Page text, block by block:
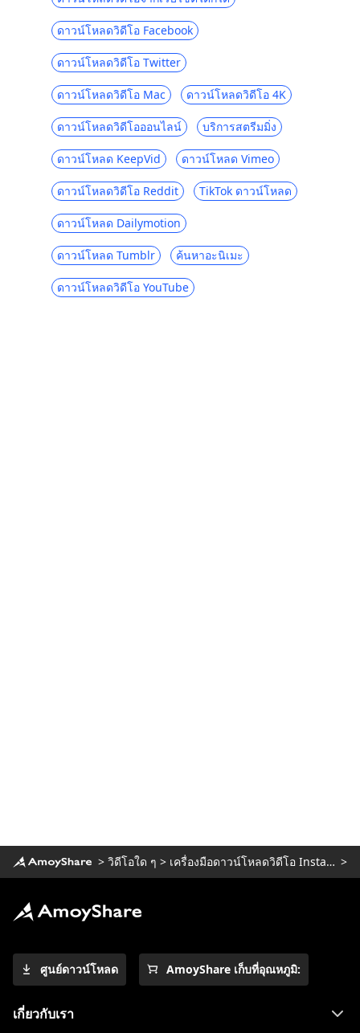
วิธีแก้ไข Instagram ไม่ทำงานในปี 2023
[คู่มือฉบับสมบูรณ์]
จะดาวน์โหลดรูปภาพ Instagram ส่วนตัวได้
อย่างไร? [2023 ใหม่ล่าสุด]
[Handy Guide] วิธีเพิ่มเพลงลงใน Instagram
Story
วิธีด่วนในการดาวน์โหลดวิดีโอ IGTV บนพีซี
และมือถือ
Instagram กับ Snapchat: แบรนด์ของคุณอยู่
9 สุดยอดตัวแปลง MP4 Instagram เพื่อแปลง
Instagram เป็น MP4
ดาวน์โหลดวิดีโอ Facebook
ดาวน์โหลดวิดีโอ Twitter
ดาวน์โหลดวิดีโอ Mac ดาวน์โหลดวิดีโอ 4K
ดาวน์โหลดวิดีโอออนไลน์ บริการสตรีมมิ่ง
ดาวน์โหลด KeepVid ดาวน์โหลด Vimeo
ดาวน์โหลดวิดีโอ Reddit TikTok ดาวน์โหลด
ดาวน์โหลด Dailymotion
ดาวน์โหลด Tumblr ค้นหาอะนิเมะ
ดาวน์โหลดวิดีโอ YouTube
> วิดีโอใด ๆ > เครื่องมือดาวน์โหลดวิดีโอ Instagram >
ศูนย์ดาวน์โหลด AmoyShare เก็บที่อุณหภูมิ:
เกี่ยวกับเรา